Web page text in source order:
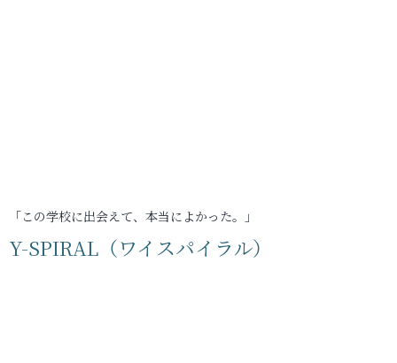
「この学校に出会えて、本当によかった。」
Y-SPIRAL（ワイスパイラル）